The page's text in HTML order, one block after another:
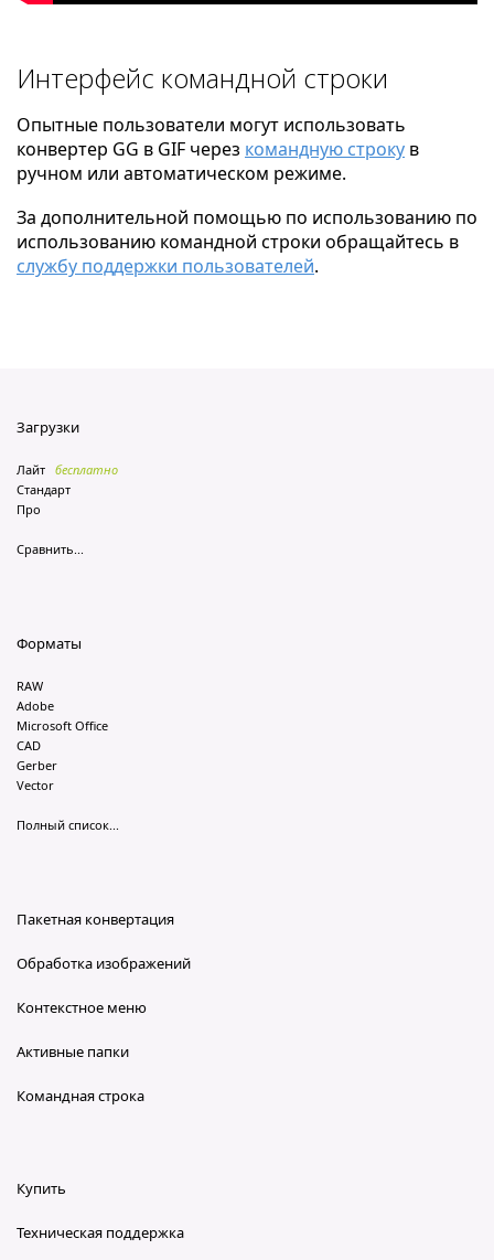
Интерфейс командной строки
Опытные пользователи могут использовать
конвертер GG в GIF через командную строку в
ручном или автоматическом режиме.
За дополнительной помощью по использованию по
использованию командной строки обращайтесь в
службу поддержки пользователей.
Загрузки
Лайт бесплатно
Стандарт
Про
Сравнить...
Форматы
RAW
Adobe
Microsoft Office
CAD
Gerber
Vector
Полный список...
Пакетная конвертация
Обработка изображений
Контекстное меню
Активные папки
Командная строка
Купить
Техническая поддержка